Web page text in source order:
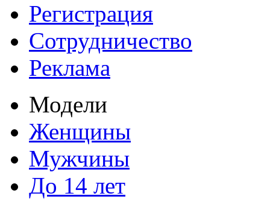
Регистрация
Сотрудничество
Реклама
Модели
Женщины
Мужчины
До 14 лет